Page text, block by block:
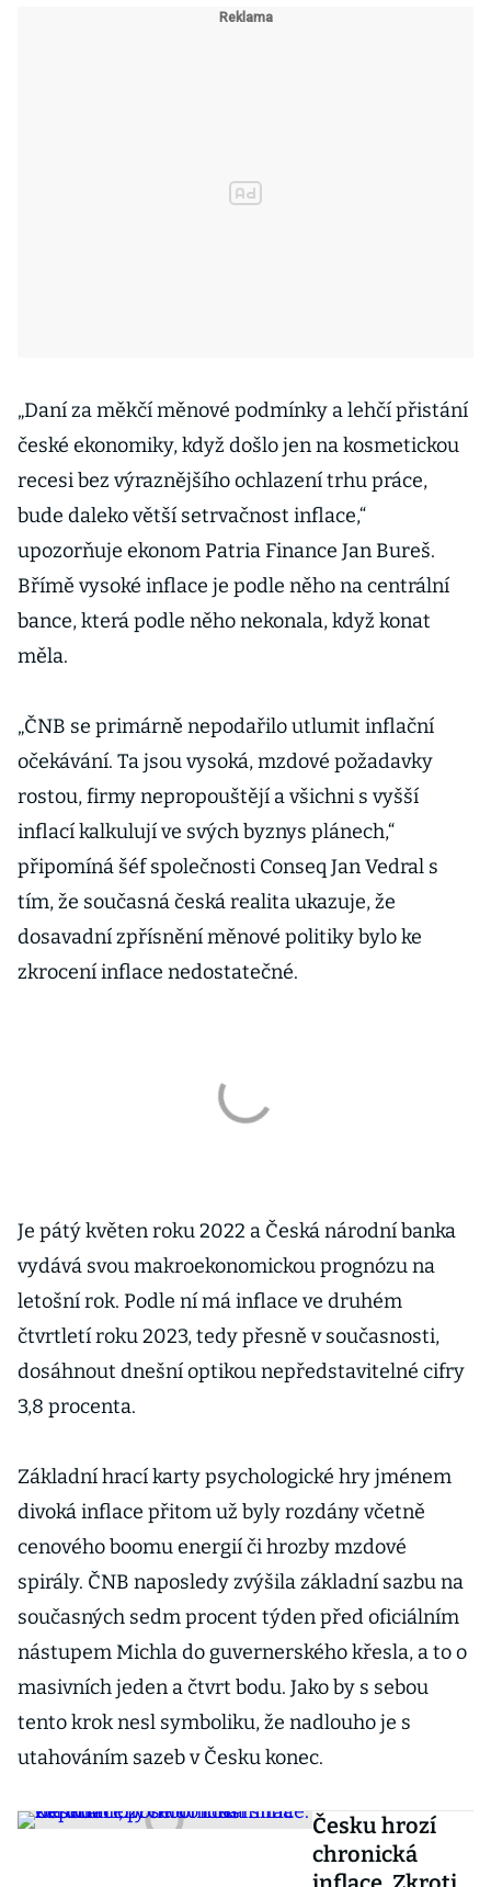
„Daní za měkčí měnové podmínky a lehčí přistání
české ekonomiky, když došlo jen na kosmetickou
recesi bez výraznějšího ochlazení trhu práce,
bude daleko větší setrvačnost inflace,“
upozorňuje ekonom Patria Finance Jan Bureš.
Břímě vysoké inflace je podle něho na centrální
bance, která podle něho nekonala, když konat
měla.
„ČNB se primárně nepodařilo utlumit inflační
očekávání. Ta jsou vysoká, mzdové požadavky
rostou, firmy nepropouštějí a všichni s vyšší
inflací kalkulují ve svých byznys plánech,“
připomíná šéf společnosti Conseq Jan Vedral s
tím, že současná česká realita ukazuje, že
dosavadní zpřísnění měnové politiky bylo ke
zkrocení inflace nedostatečné.
Je pátý květen roku 2022 a Česká národní banka
vydává svou makroekonomickou prognózu na
letošní rok. Podle ní má inflace ve druhém
čtvrtletí roku 2023, tedy přesně v současnosti,
dosáhnout dnešní optikou nepředstavitelné cifry
3,8 procenta.
Základní hrací karty psychologické hry jménem
divoká inflace přitom už byly rozdány včetně
cenového boomu energií či hrozby mzdové
spirály. ČNB naposledy zvýšila základní sazbu na
současných sedm procent týden před oficiálním
nástupem Michla do guvernerského křesla, a to o
masivních jeden a čtvrt bodu. Jako by s sebou
tento krok nesl symboliku, že nadlouho je s
utahováním sazeb v Česku konec.
Česku hrozí
chronická